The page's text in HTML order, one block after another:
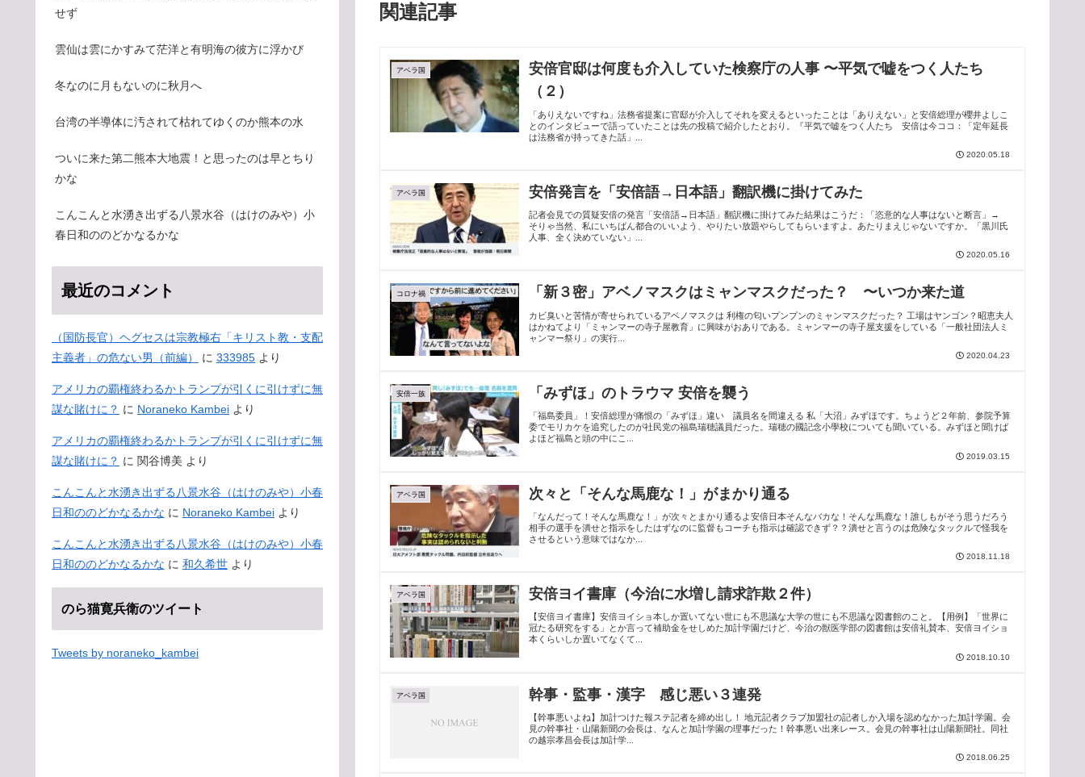
関連記事
アベラ国
安倍官邸は何度も介入していた検察庁の人事 〜平気で嘘をつく人たち
（２）
「ありえないですね」法務省提案に官邸が介入してそれを変えるといったことは「ありえない」と安倍総理が櫻井よしこ
とのインタビューで語っていたことは先の投稿で紹介したとおり。『平気で嘘をつく人たち 安倍は今ココ：「定年延長
は法務省が持ってきた話」...
2020.05.18
アベラ国 安倍発言を「安倍語→日本語」翻訳機に掛けてみた
記者会見での質疑安倍の発言「安倍語→日本語」翻訳機に掛けてみた結果はこうだ：「恣意的な人事はないと断言」→
そりゃ当然、私にいちばん都合のいいよう、やりたい放題やらしてもらいますよ。あたりまえじゃないですか。「黒川氏
人事、全く決めていない」...
2020.05.16
コロナ禍 「新３密」アベノマスクはミャンマスクだった？ 〜いつか来た道
カビ臭いと苦情が寄せられているアベノマスクは 利権の匂いプンプンのミャンマスクだった？ 工場はヤンゴン？昭恵夫人
はかねてより「ミャンマーの寺子屋教育」に興味がおありである。ミャンマーの寺子屋支援をしている「一般社団法人ミ
ャンマー祭り」の実行...
2020.04.23
安倍一族 「みずほ」のトラウマ 安倍を襲う
「福島委員」！安倍総理が痛恨の「みずほ」違い 議員名を間違える 私「大沼」みずほです。ちょうど２年前、参院予算
委でモリカケを追究したのが社民党の福島瑞穂議員だった。瑞穂の國記念小學校についても聞いている。みずほと聞けば
よほど福島と頭の中にこ...
2019.03.15
アベラ国 次々と「そんな馬鹿な！」がまかり通る
「なんだって！そんな馬鹿な！」が次々とまかり通るよ安倍日本そんなバカな！そんな馬鹿な！誰しもがそう思うだろう
相手の選手を潰せと指示をしたはずなのに監督もコーチも指示は確認できず？？潰せと言うのは危険なタックルで怪我を
させるという意味ではなか...
2018.11.18
アベラ国 安倍ヨイ書庫（今治に水増し請求詐欺２件）
【安倍ヨイ書庫】安倍ヨイショ本しか置いてない世にも不思議な大学の世にも不思議な図書館のこと。【用例】「世界に
冠たる研究をする」とか言って補助金をせしめた加計学園だけど、今治の獣医学部の図書館は安倍礼賛本、安倍ヨイショ
本くらいしか置いてなくて...
2018.10.10
アベラ国 幹事・監事・漢字 感じ悪い３連発
【幹事悪いよね】加計つけた報ステ記者を締め出し！ 地元記者クラブ加盟社の記者しか入場を認めなかった加計学園。会
見の幹事社・山陽新聞の会長は、なんと加計学園の理事だった！幹事悪い出来レース。会見の幹事社は山陽新聞社。同社
の越宗孝昌会長は加計学...
2018.06.25
せず
雲仙は雲にかすみて茫洋と有明海の彼方に浮かび
冬なのに月もないのに秋月へ
台湾の半導体に汚されて枯れてゆくのか熊本の水
ついに来た第二熊本大地震！と思ったのは早とちり
かな
こんこんと水湧き出ずる八景水谷（はけのみや）小
春日和ののどかなるかな
最近のコメント
（国防長官）ヘグセスは宗教極右「キリスト教・支配
主義者」の危ない男（前編）
に 333985 より
アメリカの覇権終わるかトランプが引くに引けずに無
謀な賭けに？ に Noraneko Kambei より
アメリカの覇権終わるかトランプが引くに引けずに無
謀な賭けに？ に 関谷博美 より
こんこんと水湧き出ずる八景水谷（はけのみや）小春
日和ののどかなるかな に Noraneko Kambei より
こんこんと水湧き出ずる八景水谷（はけのみや）小春
日和ののどかなるかな に 和久希世 より
のら猫寛兵衛のツイート
Tweets by noraneko_kambei